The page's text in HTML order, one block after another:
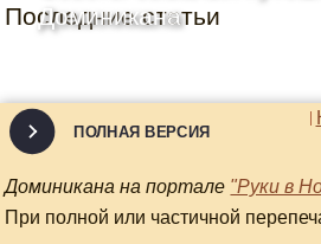
Последние статьи
Доминикана
ПОЛНАЯ ВЕРСИЯ
Доминикана на портале "Руки в
При полной или частичной